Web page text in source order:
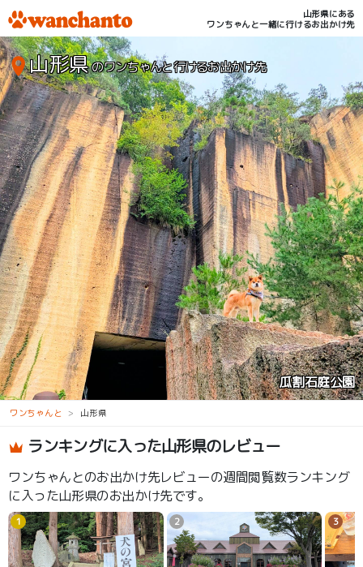
山形県にある
ワンちゃんと一緒に行けるお出かけ先
瓜割石庭公園
山形県のワンちゃんと行けるお出かけ先
ワンちゃんと 山形県
ランキングに入った山形県のレビュー
ワンちゃんとのお出かけ先レビューの週間閲覧数ランキング
に入った山形県のお出かけ先です。
1 2 3